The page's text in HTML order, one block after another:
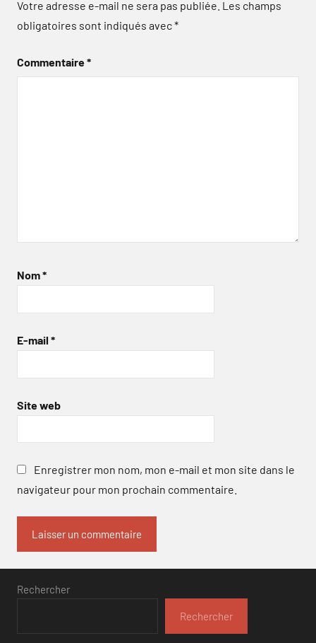
Votre adresse e-mail ne sera pas publiée. Les champs
obligatoires sont indiqués avec*
Commentaire*
Nom*
E-mail *
Site web
Enregistrer mon nom, mon e-mail et mon site dans le
navigateur pour mon prochain commentaire.
Rechercher
Rechercher